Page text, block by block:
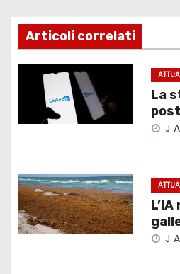
v
i
a
i
o
Articoli correlati
La
J
J